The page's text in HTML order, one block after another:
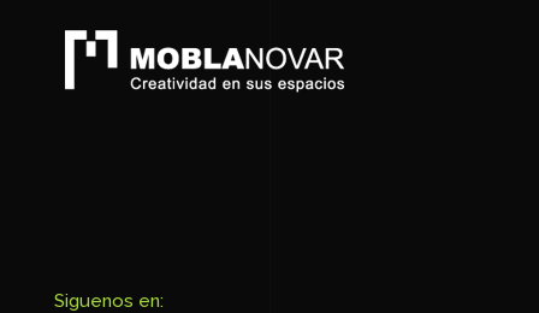
Siguenos en: